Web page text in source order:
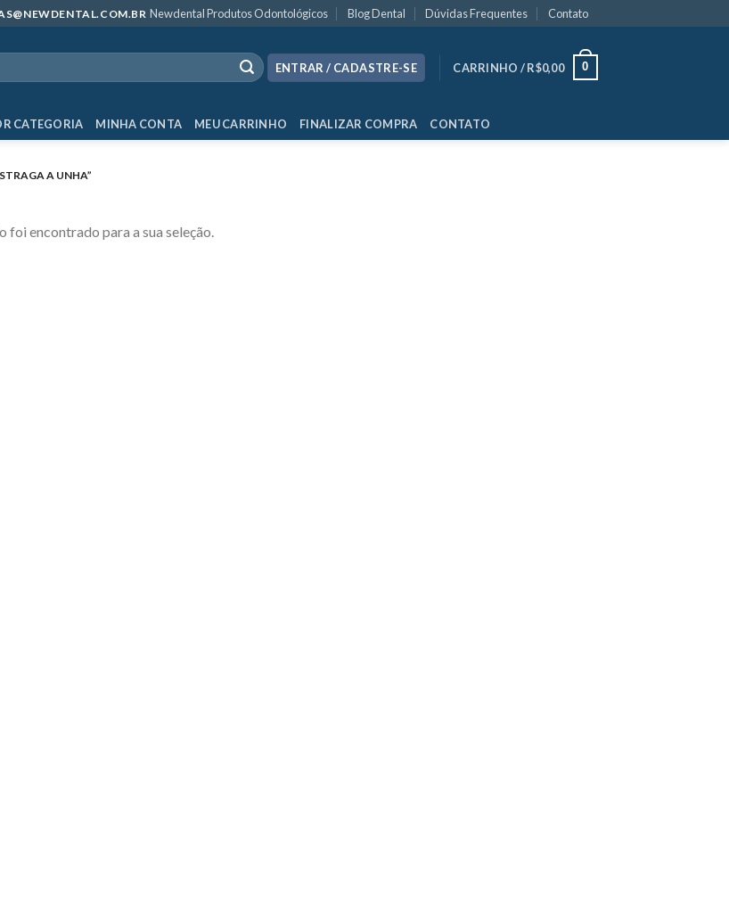
Newdental Produtos Odontológicos Blog Dental Dúvidas Frequentes Contato
ENTRAR / CADASTRE-SE CARRINHO /R$0,00 0
CATEGORIA MINHA CONTA MEU CARRINHO FINALIZAR COMPRA CONTATO
A UNHA”
foi encontrado para a sua seleção.